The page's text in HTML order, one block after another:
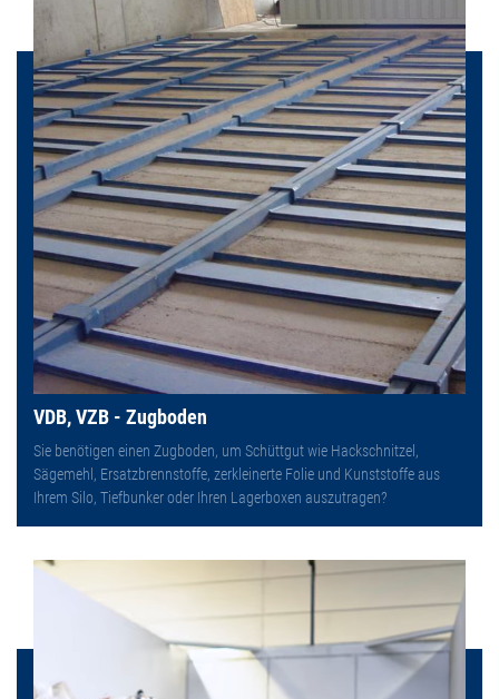
VDB, VZB - Zugboden
Sie benötigen einen Zugboden, um Schüttgut wie Hackschnitzel,
Sägemehl, Ersatzbrennstoffe, zerkleinerte Folie und Kunststoffe aus
Ihrem Silo, Tiefbunker oder Ihren Lagerboxen auszutragen?